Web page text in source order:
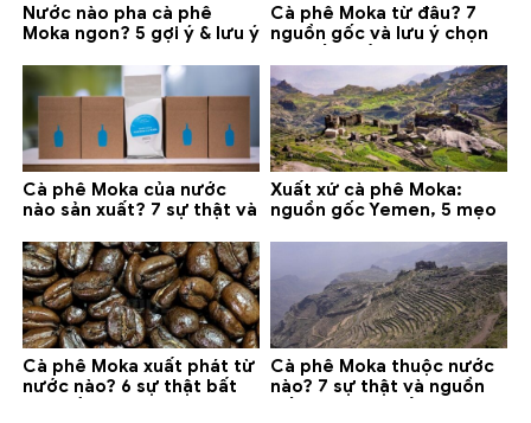
Nước nào pha cà phê
Moka ngon? 5 gợi ý & lưu ý
Cà phê Moka từ đâu? 7
nguồn gốc và lưu ý chọn
Cà phê Moka của nước
nào sản xuất? 7 sự thật và
Xuất xứ cà phê Moka:
nguồn gốc Yemen, 5 mẹo
Cà phê Moka xuất phát từ
nước nào? 6 sự thật bất
Cà phê Moka thuộc nước
nào? 7 sự thật và nguồn